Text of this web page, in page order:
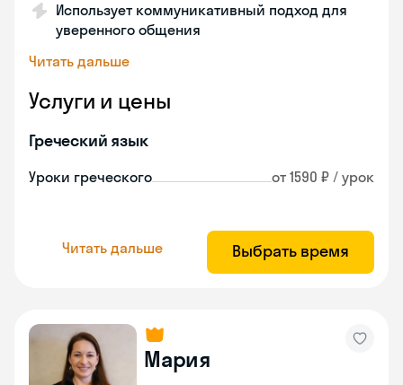
Использует коммуникативный подход для
уверенного общения
Читать дальше
Услуги и цены
Греческий язык
Уроки греческого от 1590 ₽ / урок
Читать дальше Выбрать время
Мария